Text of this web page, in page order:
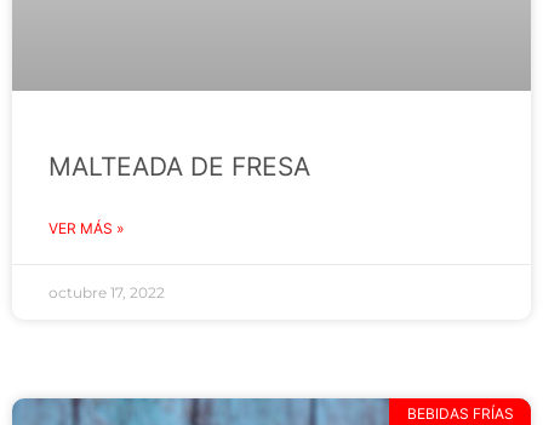
MALTEADA DE FRESA
VER MÁS »
octubre 17, 2022
BEBIDAS FRÍAS